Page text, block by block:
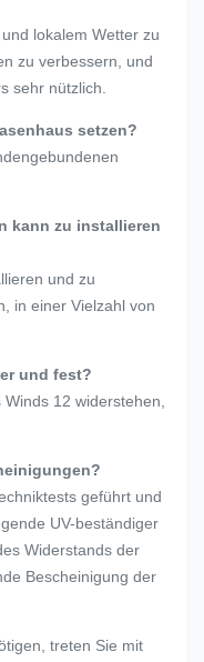
lokalem Wetter zu
zu verbessern, und
sehr nützlich.
setzen?
kann zu installieren
und zu
in einer Vielzahl von
und fest?
12 widerstehen,
geführt und
UV-beständiger
Widerstands der
Bescheinigung der
treten Sie mit